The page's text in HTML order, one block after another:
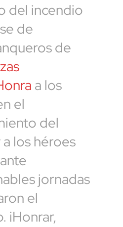
del incendio
de
de
a los
el
del
los héroes
jornadas
el
¡Honrar,